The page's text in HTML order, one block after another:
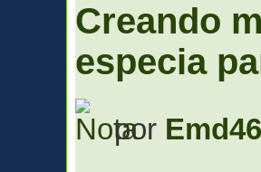
Creando
especia
por